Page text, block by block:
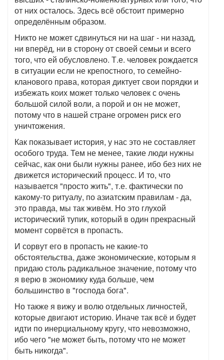
от них осталось. Здесь всё обстоит примерно
определённым образом.
Никто не может сдвинуться ни на шаг - ни назад,
ни вперёд, ни в сторону от своей семьи и всего
того, что ей обусловлено. Т.е. человек рождается
в ситуации если не крепостного, то семейно-
кланового права, которая диктует свои порядки и
избежать коих может только человек с очень
большой силой воли, а порой и он не может,
потому что в нашей стране огромен риск его
уничтожения.
Как показывает история, у нас это не составляет
особого труда. Тем не менее, такие люди нужны
сейчас, как они были нужны ранее, ибо без них не
движется исторический процесс. И то, что
называется "просто жить", т.е. фактически по
какому-то ритуалу, по азиатским правилам - да,
это правда, мы так живём. Но это глухой
исторический тупик, который в один прекрасный
момент сорвётся в пропасть.
И сорвут его в пропасть не какие-то
обстоятельства, даже экономические, которым я
придаю столь радикальное значение, потому что
я верю в экономику куда больше, чем
большинство в "господа бога".
Но также я вижу и волю отдельных личностей,
которые двигают историю. Иначе так всё и будет
идти по инерциальному кругу, что невозможно,
ибо чего "не может быть, потому что не может
быть никогда".